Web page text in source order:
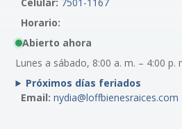
Horario:
Abierto ahora
Lunes a sábado, 8:00 a. m. – 4:00 p.
Próximos días feriados
Email: nydia@loffbienesraices.com